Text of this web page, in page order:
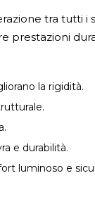
tra tutti i
prestazioni
la rigidità.
e durabilità.
luminoso e